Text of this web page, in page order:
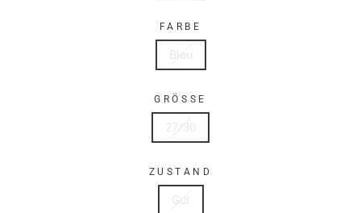
FARBE
Blau
GRÖSSE
27/30
ZUSTAND
Gut